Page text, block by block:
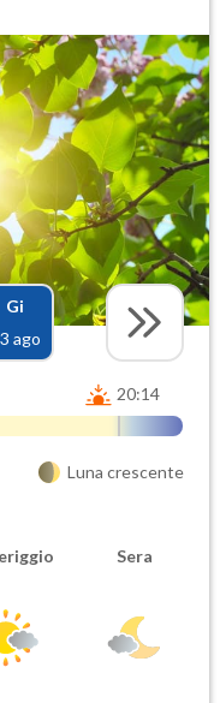
Gi
ago
20:14
Luna crescente
Sera